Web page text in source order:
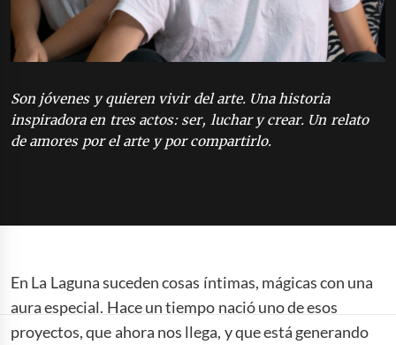
Son jóvenes y quieren vivir del arte. Una historia
inspiradora en tres actos: ser, luchar y crear. Un relato
de amores por el arte y por compartirlo.
En La Laguna suceden cosas íntimas, mágicas con una
aura especial. Hace un tiempo nació uno de esos
proyectos, que ahora nos llega, y que está generando